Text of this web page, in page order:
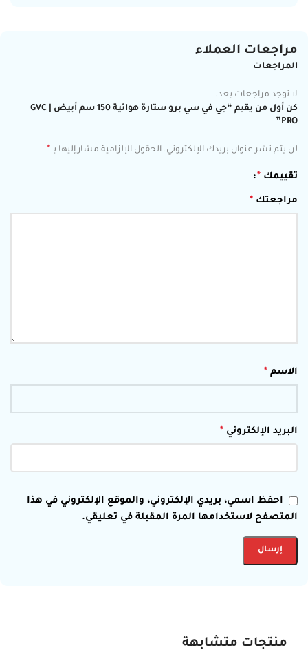
مراجعات العملاء
المراجعات
لا توجد مراجعات بعد.
كن أول من يقيم “جي في سي برو ستارة هوائية 150 سم أبيض | GVC
PRO”
لن يتم نشر عنوان بريدك الإلكتروني. الحقول الإلزامية مشار إليها بـ *
تقييمك *
مراجعتك *
الاسم *
البريد الإلكتروني *
احفظ اسمي، بريدي الإلكتروني، والموقع الإلكتروني في هذا
المتصفح لاستخدامها المرة المقبلة في تعليقي.
منتجات متشابهة